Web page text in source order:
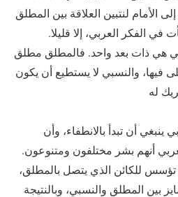
لنتبين العلاقة بين المطلق
في الفكر العربي، إلا قليلا.
هي ذات بعد واحد. فالمطلق مطلق
فيها، والنسبي لا يستطيع أن يكون
ينبغي أن تبدأ بالانطفاء، وأن
أنهم بشر مختلفون ومتنوعون.
تؤسس للكائن الذي يتصل بالمطلق،
بين المطلق والنسبي، وبالنتيجة